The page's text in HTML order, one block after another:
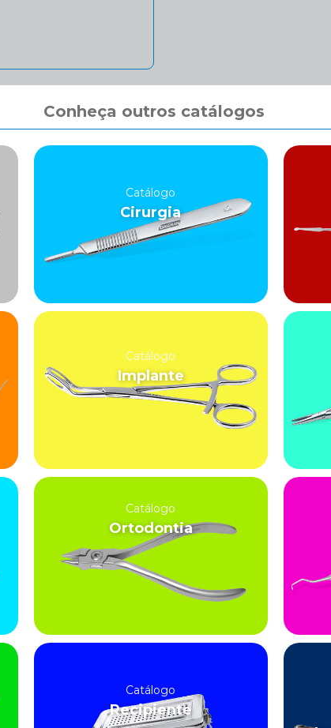
Conheça outros catálogos
Catálogo
Cirurgia
Catálogo
Implante
Catálogo
Ortodontia
Catálogo
Recipiente